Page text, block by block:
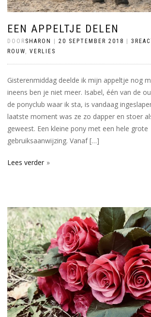
EEN APPELTJE DELEN
DOOR SHARON | 20 SEPTEMBER 2018 |
ROUW, VERLIES
Gisterenmiddag deelde ik mijn appeltje nog
ineens ben je niet meer. Isabel, één van de
de ponyclub waar ik sta, is vandaag
laatste moment was ze zo dapper en stoer
geweest. Een kleine pony met een hele grote
gebruiksaanwijzing. Vanaf […]
Lees verder